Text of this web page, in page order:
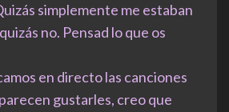
simplemente me estaban
no. Pensad lo que os
en directo las canciones
gustarles, creo que